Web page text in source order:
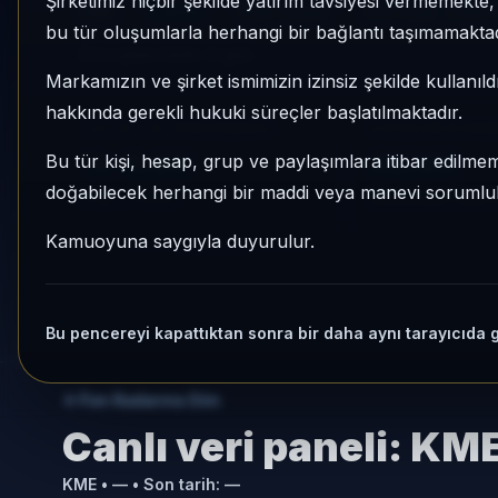
bu tür oluşumlarla herhangi bir bağlantı
Markamızın ve şirket ismimizin izinsiz şekilde
hakkında gerekli hukuki süreçler başlatılmaktadır.
Bu tür kişi, hesap, grup ve paylaşımlara itibar
doğabilecek herhangi bir maddi veya manevi
Kamuoyuna saygıyla duyurulur.
Bu pencereyi kapattıktan sonra bir daha aynı tarayıcıda
KME Katılım Risk: Düşük Son fiyat:
%-0,63
3 Ay:+%4,27
49/64
Momentum bazlı
Fon Radarına Dön
Canlı veri paneli:
KME • — • Son tarih: —